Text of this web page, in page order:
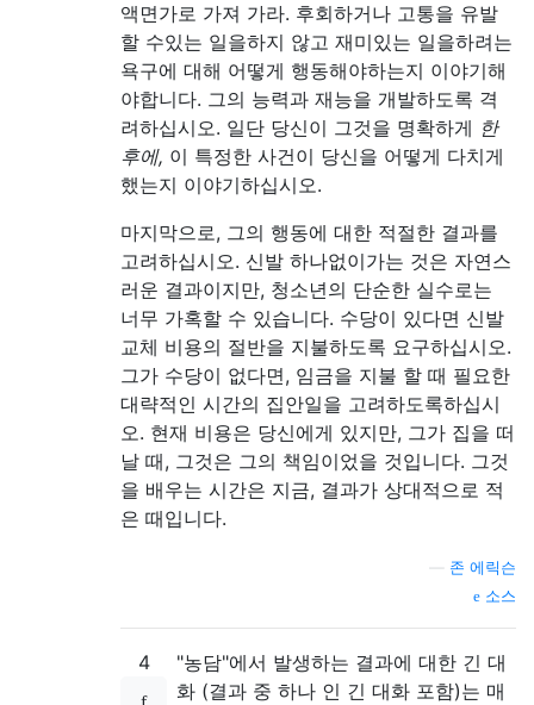
액면가로 가져 가라. 후회하거나 고통을 유발
할 수있는 일을하지 않고 재미있는 일을하려는
욕구에 대해 어떻게 행동해야하는지 이야기해
야합니다. 그의 능력과 재능을 개발하도록 격
려하십시오. 일단 당신이 그것을 명확하게 한
후에, 이 특정한 사건이 당신을 어떻게 다치게
했는지 이야기하십시오.
마지막으로, 그의 행동에 대한 적절한 결과를
고려하십시오. 신발 하나없이가는 것은 자연스
러운 결과이지만, 청소년의 단순한 실수로는
너무 가혹할 수 있습니다. 수당이 있다면 신발
교체 비용의 절반을 지불하도록 요구하십시오.
그가 수당이 없다면, 임금을 지불 할 때 필요한
대략적인 시간의 집안일을 고려하도록하십시
오. 현재 비용은 당신에게 있지만, 그가 집을 떠
날 때, 그것은 그의 책임이었을 것입니다. 그것
을 배우는 시간은 지금, 결과가 상대적으로 적
은 때입니다.
존 에릭슨
소스
4
"농담"에서 발생하는 결과에 대한 긴 대
화 (결과 중 하나 인 긴 대화 포함)는 매